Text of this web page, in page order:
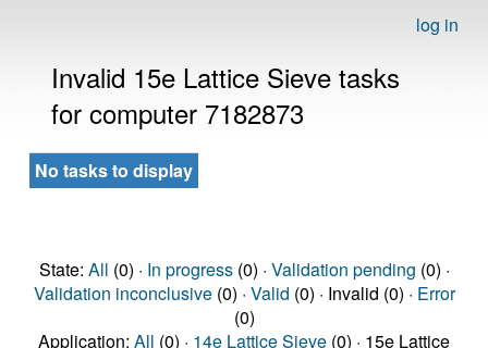
log in
Invalid 15e Lattice Sieve tasks
for computer 7182873
No tasks to display
State: All (0) · In progress(0) · Validation pending (0) ·
Validation inconclusive(0) · Valid (0) · Invalid (0) · Error
(0)
Application: All (0) · 14e Lattice Sieve (0) · 15e Lattice